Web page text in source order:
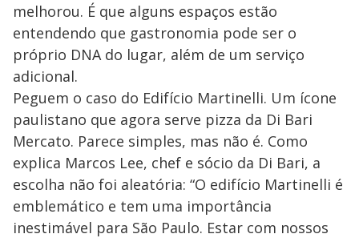
melhorou. É que alguns espaços estão
entendendo que gastronomia pode ser o
próprio DNA do lugar, além de um serviço
adicional.
Peguem o caso do Edifício Martinelli. Um ícone
paulistano que agora serve pizza da Di Bari
Mercato. Parece simples, mas não é. Como
explica Marcos Lee, chef e sócio da Di Bari, a
escolha não foi aleatória: “O edifício Martinelli é
emblemático e tem uma importância
inestimável para São Paulo. Estar com nossos